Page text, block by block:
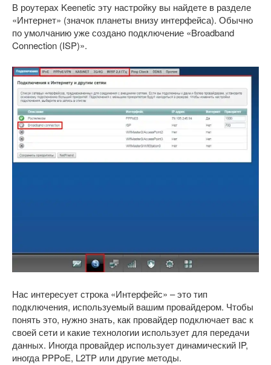
В роутерах Keenetic эту настройку вы найдете в разделе
«Интернет» (значок планеты внизу интерфейса). Обычно
по умолчанию уже создано подключение «Broadband
Connection (ISP)».
Нас интересует строка «Интерфейс» – это тип
подключения, используемый вашим провайдером. Чтобы
понять это, нужно знать, как провайдер подключает вас к
своей сети и какие технологии использует для передачи
данных. Иногда провайдер использует динамический IP,
иногда PPPoE, L2TP или другие методы.